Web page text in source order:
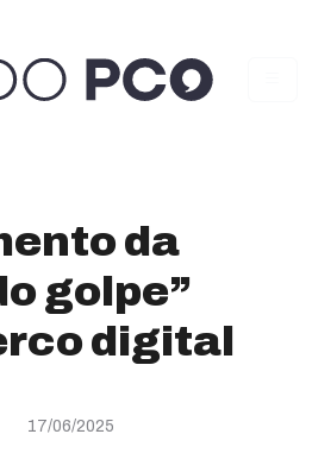
da
golpe”
digital
17/06/2025